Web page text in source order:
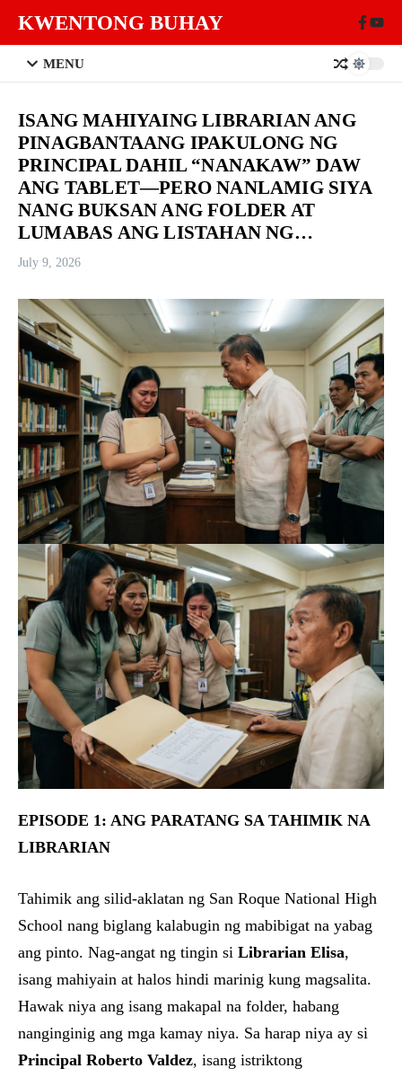
KWENTONG BUHAY
MENU
ISANG MAHIYAING LIBRARIAN ANG
PINAGBANTAANG IPAKULONG NG
PRINCIPAL DAHIL “NANAKAW” DAW
ANG TABLET—PERO NANLAMIG SIYA
NANG BUKSAN ANG FOLDER AT
LUMABAS ANG LISTAHAN NG…
July 9, 2026
EPISODE 1: ANG PARATANG SA TAHIMIK NA
LIBRARIAN
Tahimik ang silid-aklatan ng San Roque National High
School nang biglang kalabugin ng mabibigat na yabag
ang pinto. Nag-angat ng tingin si Librarian Elisa,
isang mahiyain at halos hindi marinig kung magsalita.
Hawak niya ang isang makapal na folder, habang
nanginginig ang mga kamay niya. Sa harap niya ay si
Principal Roberto Valdez, isang istriktong